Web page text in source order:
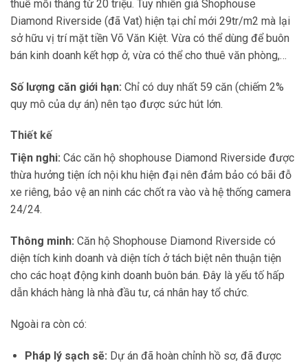
thuê mỗi tháng từ 20 triệu. Tuy nhiên giá Shophouse
Diamond Riverside (đã Vat) hiện tại chỉ mới 29tr/m2 mà lại
sở hữu vị trí mặt tiền Võ Văn Kiệt. Vừa có thể dùng để buôn
bán kinh doanh kết hợp ở, vừa có thể cho thuê văn phòng,…
Số lượng căn giới hạn: Chỉ có duy nhất 59 căn (chiếm 2%
quy mô của dự án) nên tạo được sức hút lớn.
Thiết kế
Tiện nghi: Các căn hộ shophouse Diamond Riverside được
thừa hưởng tiện ích nội khu hiện đại nên đảm bảo có bãi đỗ
xe riêng, bảo vệ an ninh các chốt ra vào và hệ thống camera
24/24.
Thông minh: Căn hộ Shophouse Diamond Riverside có
diện tích kinh doanh và diện tích ở tách biệt nên thuận tiện
cho các hoạt động kinh doanh buôn bán. Đây là yếu tố hấp
dẫn khách hàng là nhà đầu tư, cá nhân hay tổ chức.
Ngoài ra còn có:
Pháp lý sạch sẽ: Dự án đã hoàn chỉnh hồ sơ, đã được